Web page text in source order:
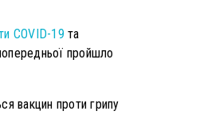
COVID-19 та
пройшло
вакцин проти грипу